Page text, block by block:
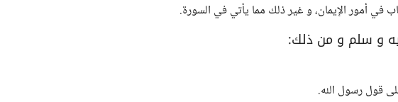
في أمور الإيمان، و غير ذلك مما يأتي في السورة.
و سلم و من ذلك:
قول رسول الله.